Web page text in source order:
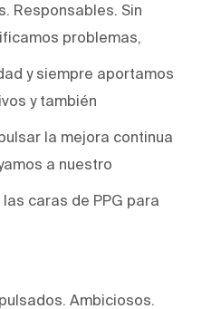
Responsables. Sin
problemas,
y siempre aportamos
y también
la mejora continua
a nuestro
caras de PPG para
Ambiciosos.